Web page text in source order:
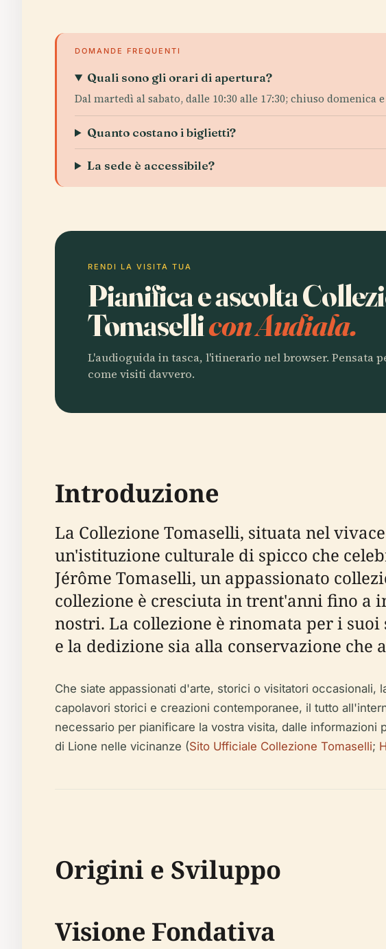
DOMANDE FREQUENTI
Quali sono gli orari di apertura?
Dal martedì al sabato, dalle 10:30 alle 17:30; chiuso domenica
Quanto costano i biglietti?
La sede è accessibile?
RENDI LA VISITA TUA
Pianifica e ascolta
Tomasellicon Audiala.
L'audioguida in tasca, l'itinerario nel browser. Pensata
come visiti davvero.
Introduzione
La Collezione Tomaselli, situata nel
un'istituzione culturale di spicco che
Jérôme Tomaselli, un appassionato
collezione è cresciuta in trent'anni fino a
nostri. La collezione è rinomata per i
e la dedizione sia alla conservazione
Che siate appassionati d'arte, storici o visitatori
capolavori storici e creazioni contemporanee, il tutto
necessario per pianificare la vostra visita, dalle
di Lione nelle vicinanze (Sito Ufficiale Collezione Tomaselli;
Origini e Sviluppo
Visione Fondativa